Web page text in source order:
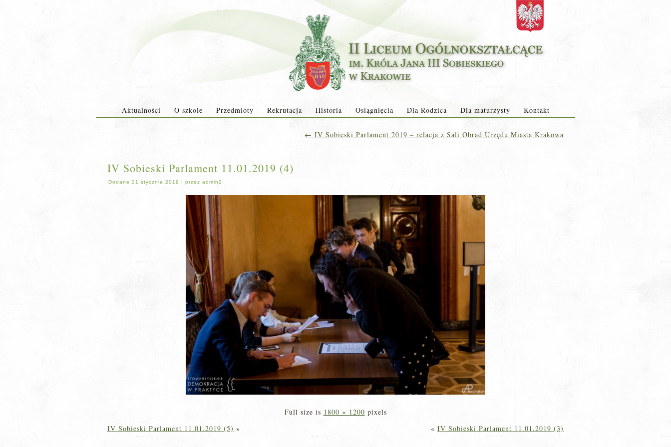
Aktualności O szkole Przedmioty Rekrutacja Historia Osiągnięcia Dla Rodzica Dla maturzysty Kontakt
← IV Sobieski Parlament 2019 – relacja z Sali Obrad Urzędu Miasta Krakowa
IV Sobieski Parlament 11.01.2019 (4)
Dodane 21 stycznia 2019 | przez admin2
Full size is 1800 × 1200 pixels
IV Sobieski Parlament 11.01.2019 (5) » « IV Sobieski Parlament 11.01.2019 (3)